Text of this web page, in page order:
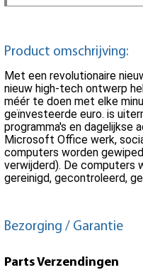
Product omschrijving:
Met een revolutionaire
nieuw high-tech ontwerp
méér te doen met elke
geïnvesteerde euro. is
programma's en dagelijkse
Microsoft Office werk,
computers worden
verwijderd). De computers
gereinigd, gecontroleerd,
Bezorging / Garantie
Parts Verzendingen